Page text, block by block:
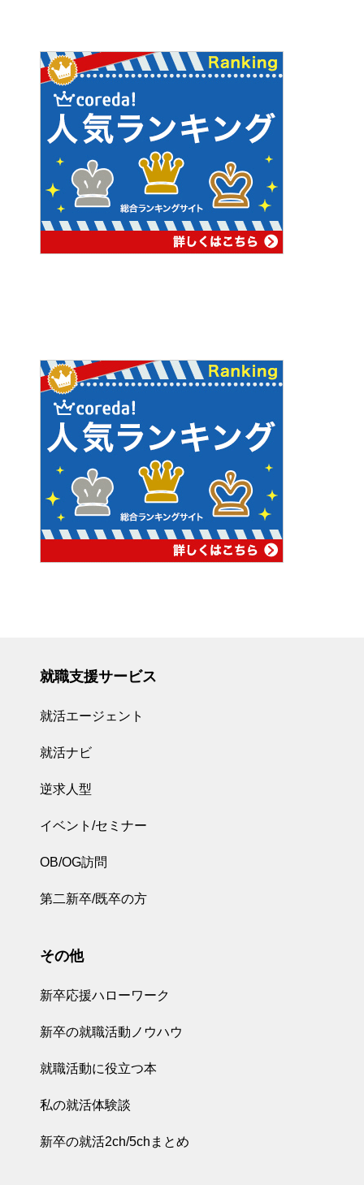
就職支援サービス
就活エージェント
就活ナビ
逆求人型
イベント/セミナー
OB/OG訪問
第二新卒/既卒の方
その他
新卒応援ハローワーク
新卒の就職活動ノウハウ
就職活動に役立つ本
私の就活体験談
新卒の就活2ch/5chまとめ